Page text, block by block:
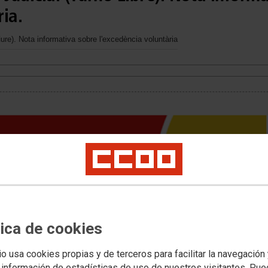
de cookies
usa cookies propias y de terceros para facilitar la navegación
Nota informativa sobre l'excedència voluntària